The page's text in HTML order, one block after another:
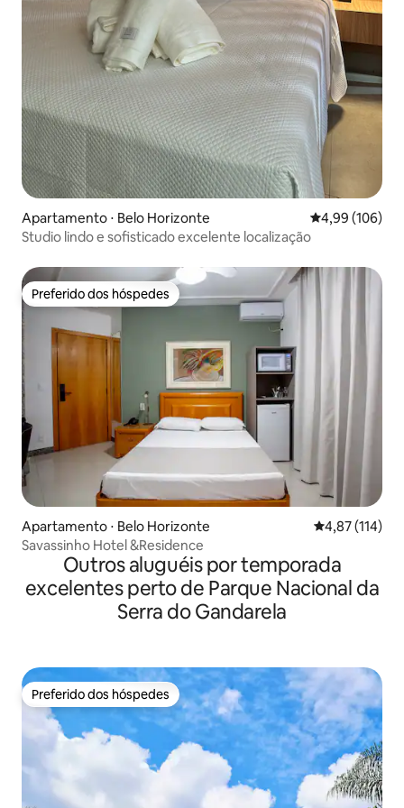
Apartamento ⋅ Belo Horizonte 4,99 de uma
4,99 (106)
Studio lindo e sofisticado excelente localização
Preferido dos hóspedes
Preferido dos hóspedes
Apartamento ⋅ Belo Horizonte 4,87 de uma
4,87 (114)
Savassinho Hotel &Residence
Outros aluguéis por temporada
excelentes perto de Parque Nacional da
Serra do Gandarela
Preferido dos hóspedes
Preferido dos hóspedes